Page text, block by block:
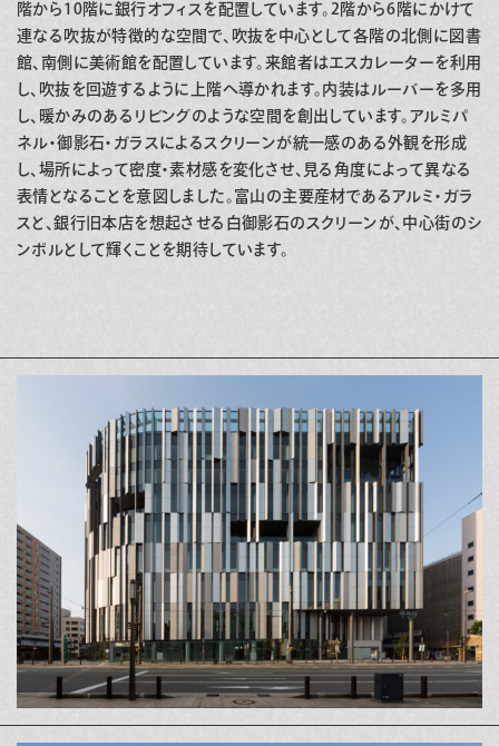
階から10階に銀行オフィスを配置しています。2階から6階にかけて
連なる吹抜が特徴的な空間で、吹抜を中心として各階の北側に図書
館、南側に美術館を配置しています。来館者はエスカレーターを利用
し、吹抜を回遊するように上階へ導かれます。内装はルーバーを多用
し、暖かみのあるリビングのような空間を創出しています。アルミパ
ネル・御影石・ガラスによるスクリーンが統一感のある外観を形成
し、場所によって密度・素材感を変化させ、見る角度によって異なる
表情となることを意図しました。富山の主要産材であるアルミ・ガラ
スと、銀行旧本店を想起させる白御影石のスクリーンが、中心街のシ
ンボルとして輝くことを期待しています。